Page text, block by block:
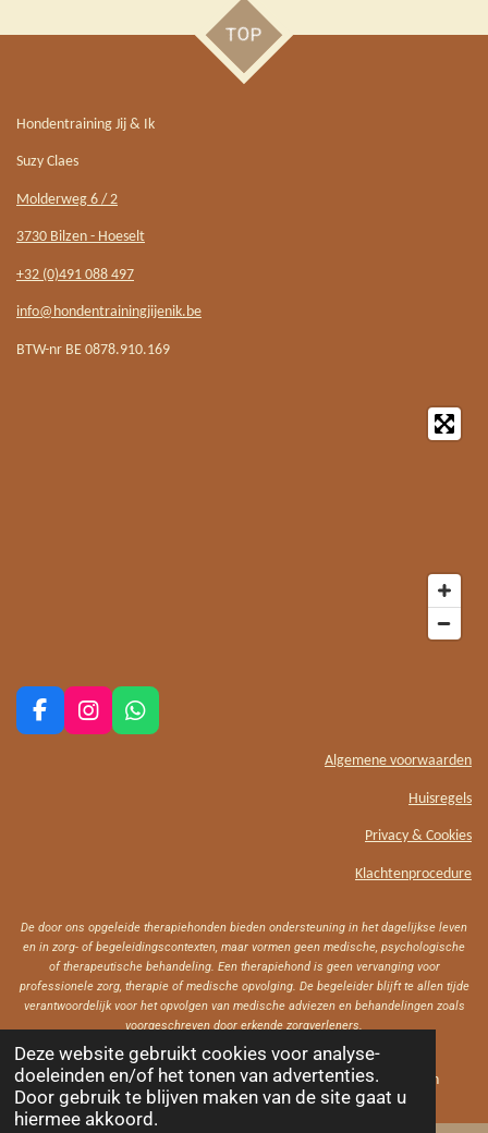
Deze website gebruikt cookies voor analyse-
doeleinden en/of het tonen van advertenties.
Door gebruik te blijven maken van de site gaat u
hiermee akkoord.
TOP
Hondentraining Jij & Ik
Suzy Claes
Molderweg 6 / 2
3730 Bilzen - Hoeselt
+32 (0)491 088 497
info@hondentrainingjijenik.be
BTW-nr BE 0878.910.169
F
a
I
n
W
h
Algemene voorwaarden
Huisregels
Privacy & Cookies
Klachtenprocedure
De door ons opgeleide therapiehonden bieden ondersteuning in het dagelijkse leven
en in zorg- of begeleidingscontexten, maar vormen geen medische, psychologische
of therapeutische behandeling. Een therapiehond is geen vervanging voor
professionele zorg, therapie of medische opvolging. De begeleider blijft te allen tijde
verantwoordelijk voor het opvolgen van medische adviezen en behandelingen zoals
voorgeschreven door erkende zorgverleners.
Copyright© Hondentraining Jij & Ik - Alle rechten voorbehouden